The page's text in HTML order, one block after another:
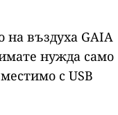
на въздуха GAIA
нужда само
с USB